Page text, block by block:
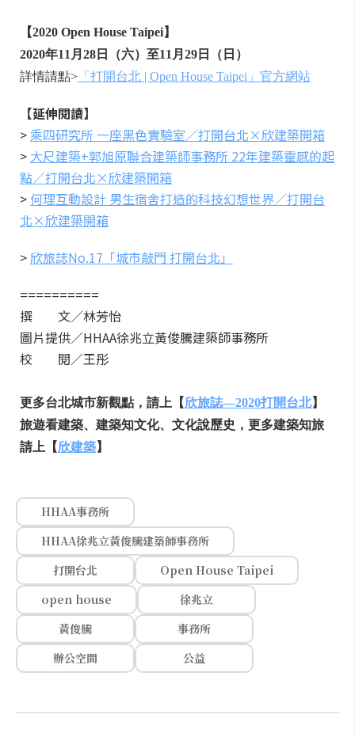
【2020 Open House Taipei】
2020年11月28日（六）至11月29日（日）
詳情請點> 「打開台北 | Open House Taipei」官方網站
【延伸閱讀】
>乘四研究所 一座黑色實驗室／打開台北×欣建築開箱
> 大尺建築+郭旭原聯合建築師事務所 22年建築靈感的起
點／打開台北×欣建築開箱
> 何理互動設計 男生宿舍打造的科技幻想世界／打開台
北×欣建築開箱
> 欣旅誌No.17「城市敲門 打開台北」
==========
撰 文／林芳怡
圖片提供／HHAA徐兆立黃俊騰建築師事務所
校 閱／王彤
更多台北城市新觀點，請上【欣旅誌—2020打開台北】
旅遊看建築、建築知文化、文化說歷史，更多建築知旅
請上【欣建築】
HHAA事務所
HHAA徐兆立黃俊騰建築師事務所
打開台北
Open House Taipei
open house
徐兆立
黃俊騰
事務所
辦公空間
公益